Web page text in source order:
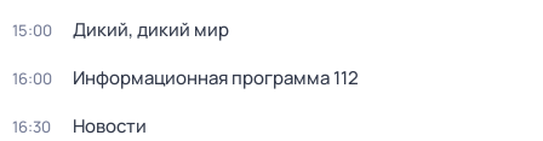
15:00 Дикий, дикий мир
16:00 Информационная программа 112
16:30 Новости